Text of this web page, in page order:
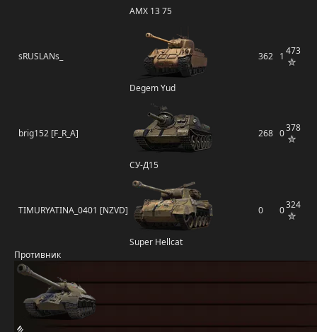
AMX 13 75
sRUSLANs_
Degem Yud
362 1 473
brig152 [F_R_A]
СУ-Д15
268 0378
TIMURYATINA_0401 [NZVD]
Super Hellcat
0 0324
Противник